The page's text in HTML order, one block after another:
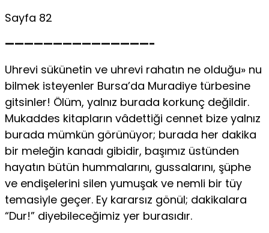
Sayfa 82
———————————————-
Uhrevi sükünetin ve uhrevi rahatın ne olduğu» nu
bilmek isteyenler Bursa’da Muradiye türbesine
gitsinler! Ölüm, yalnız burada korkunç değildir.
Mukaddes kitapların vâdettiği cennet bize yalnız
burada mümkün görünüyor; burada her dakika
bir meleğin kanadı gibidir, başımız üstünden
hayatın bütün hummalarını, gussalarını, şüphe
ve endişelerini silen yumuşak ve nemli bir tüy
temasiyle geçer. Ey kararsız gönül; dakikalara
“Dur!” diyebileceğimiz yer burasıdır.